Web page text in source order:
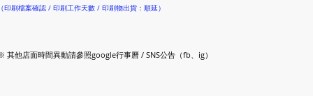
印刷檔案確認 / 印刷工作天數 / 印刷物出貨：順延）
其他店面時間異動請參照google行事曆 / SNS公告（fb、ig）